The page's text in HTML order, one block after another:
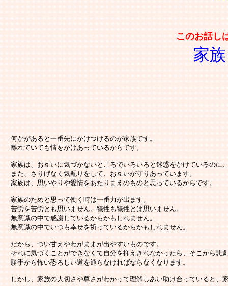
このお話し
家
何かがあると一番先にかけつけるのが家族です。
離れていても情をかけあっているからです。
家族は、お互いに気づかないところでいろいろと迷惑をかけているのに
また、さりげなく気配りをして、お互いが守りあっています。
家族は、思いやりや愛情をあたりまえのものと思っているからです。
家族のためと思って働く時は一番力が出ます。
苦労を苦労とも思いません。犠牲も犠牲とは思いません。
無意識の中で感謝しているからかもしれません。
無意識の中でいつも幸せを祈っているからかもしれません。
だから、つい甘えやわがままが出やすいものです。
それに気づくことができなくて自分を抑えきれなかったら、そこから悲
勝手から怖い恐ろしい道を通らなければならなくなります。
しかし、家族の大切さや尊さがわかって理解しあい助け合っていると、